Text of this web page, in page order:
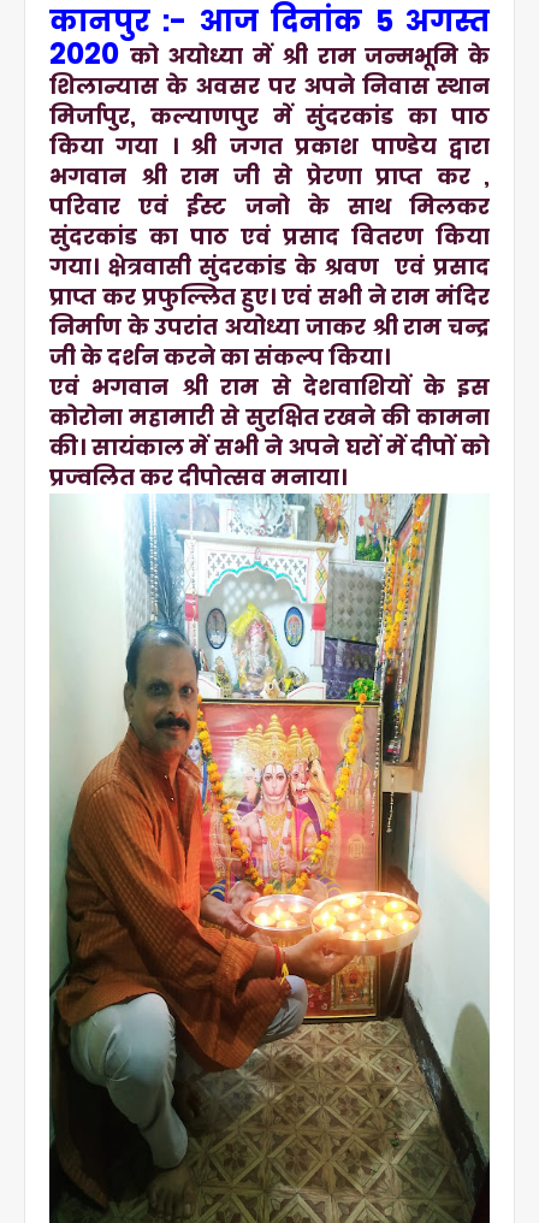
कानपुर :- आज दिनांक 5 अगस्त
2020को अयोध्या में श्री राम जन्मभूमि के
शिलान्यास के अवसर पर अपने निवास स्थान
मिर्जापुर, कल्याणपुर में सुंदरकांड का पाठ
किया गया । श्री जगत प्रकाश पाण्डेय द्वारा
भगवान श्री राम जी से प्रेरणा प्राप्त कर ,
परिवार एवं ईस्ट जनो के साथ मिलकर
सुंदरकांड का पाठ एवं प्रसाद वितरण किया
गया। क्षेत्रवासी सुंदरकांड के श्रवण एवं प्रसाद
प्राप्त कर प्रफुल्लित हुए। एवं सभी ने राम मंदिर
निर्माण के उपरांत अयोध्या जाकर श्री राम चन्द्र
जी के दर्शन करने का संकल्प किया।
एवं भगवान श्री राम से देशवाशियों के इस
कोरोना महामारी से सुरक्षित रखने की कामना
की। सायंकाल में सभी ने अपने घरों में दीपों को
प्रज्वलित कर दीपोत्सव मनाया।